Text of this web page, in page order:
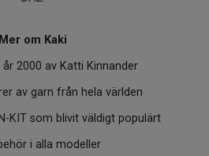
Mer om Kaki
år 2000 av Katti Kinnander
av garn från hela världen
KIT som blivit väldigt populärt
i alla modeller